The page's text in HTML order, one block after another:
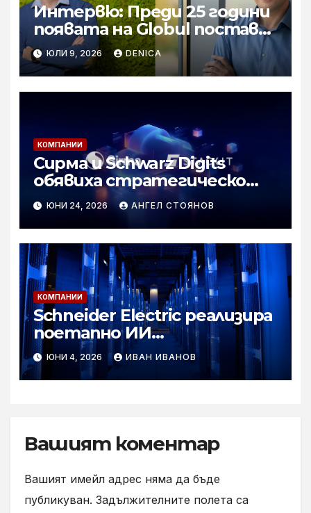
Интервю: Преди 25 години
появата на Globul постави
началото на реалната
конкуренция в сектора
ЮЛИ 9, 2026 DENICA
КОМПАНИИ
Сирма и Schwarz Digits
обявиха стратегическо
партньорство за
разпространението на
суверенен изкуствен
интелект за
организациите в цяла
Европа
ЮНИ 24, 2026 АНГЕЛ СТОЯНОВ
КОМПАНИИ
Schneider Electric реализира
поетапно ИИ
инфраструктурни
решения на стойност над
290 млн. долара за кампуса
ЮНИ 4, 2026 ИВАН ИВАНОВ
Вашият коментар
Вашият имейл адрес няма да бъде
публикуван. Задължителните полета са